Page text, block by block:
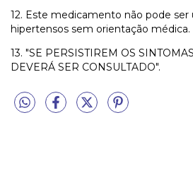
12. Este medicamento não pode
hipertensos sem orientação médica.
13. "SE PERSISTIREM OS
DEVERÁ SER CONSULTADO".